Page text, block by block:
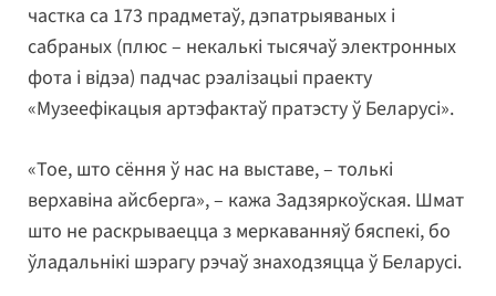
частка са 173 прадметаў, дэпатрыяваных і
сабраных (плюс – некалькі тысячаў электронных
фота і відэа) падчас рэалізацыі праекту
«Музеефікацыя артэфактаў пратэсту ў Беларусі».
«Тое, што сёння ў нас на выставе, – толькі
верхавіна айсберга», – кажа Задзяркоўская. Шмат
што не раскрываецца з меркаванняў бяспекі, бо
ўладальнікі шэрагу рэчаў знаходзяцца ў Беларусі.